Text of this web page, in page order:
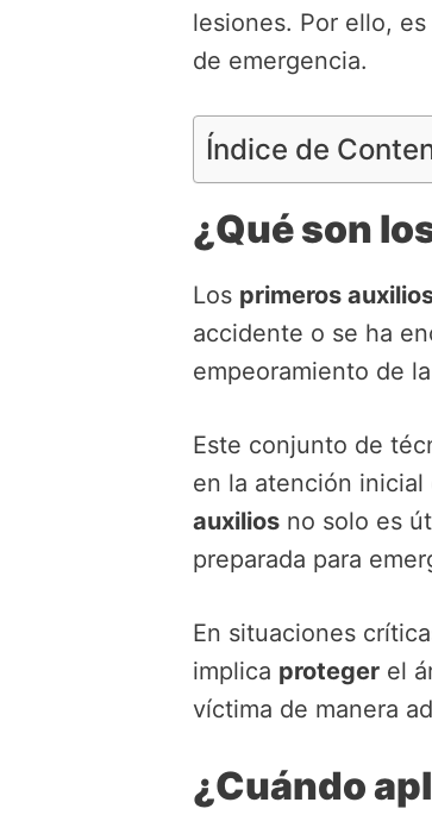
lesiones. Por ello,
de emergencia.
Índice de
¿Qué son
Los primeros
accidente o se ha
empeoramiento de
Este conjunto de
en la atención
auxilios no solo es
preparada para
En situaciones
implica proteger el
víctima de manera
¿Cuándo